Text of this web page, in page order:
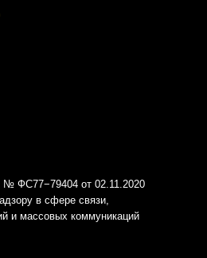
№ ФС77−79404 от 02.11.2020
в сфере связи,
и массовых коммуникаций